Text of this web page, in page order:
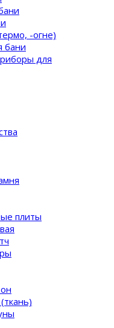
-огне)
бани
для
плиты